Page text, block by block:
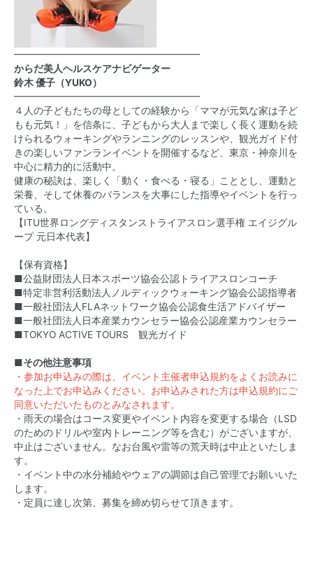
━━━━━━━━━━━━━━━━━━━
からだ美人ヘルスケアナビゲーター
鈴木 優子（YUKO）
━━━━━━━━━━━━━━━━━━━
４人の子どもたちの母としての経験から「ママが元気な家は子ど
もも元気！」を信条に、子どもから大人まで楽しく長く運動を続
けられるウォーキングやランニングのレッスンや、観光ガイド付
きの楽しいファンランイベントを開催するなど、東京・神奈川を
中心に精力的に活動中。
健康の秘訣は、楽しく「動く・食べる・寝る」こととし、運動と
栄養、そして休養のバランスを大事にした指導やイベントを行っ
ている。
【ITU世界ロングディスタンストライアスロン選手権 エイジグル
ープ 元日本代表】
【保有資格】
■公益財団法人日本スポーツ協会公認トライアスロンコーチ
■特定非営利活動法人ノルディックウォーキング協会公認指導者
■一般社団法人FLAネットワーク協会公認食生活アドバイザー
■一般社団法人日本産業カウンセラー協会公認産業カウンセラー
■TOKYO ACTIVE TOURS 観光ガイド
■その他注意事項
・参加お申込みの際は、イベント主催者申込規約をよくお読みに
なった上でお申込みください。お申込みされた方は申込規約にご
同意いただいたものとみなされます。
・雨天の場合はコース変更やイベント内容を変更する場合（LSD
のためのドリルや室内トレーニング等を含む）がございますが、
中止はございません。なお台風や雷等の荒天時は中止といたしま
す。
・イベント中の水分補給やウェアの調節は自己管理でお願いいた
します。
・定員に達し次第、募集を締め切らせて頂きます。